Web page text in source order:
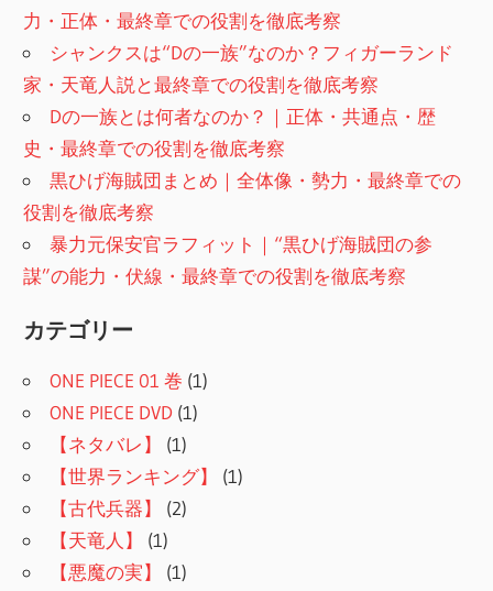
力・正体・最終章での役割を徹底考察
シャンクスは“Dの一族”なのか？フィガーランド
家・天竜人説と最終章での役割を徹底考察
Dの一族とは何者なのか？｜正体・共通点・歴
史・最終章での役割を徹底考察
黒ひげ海賊団まとめ｜全体像・勢力・最終章での
役割を徹底考察
暴力元保安官ラフィット｜“黒ひげ海賊団の参
謀”の能力・伏線・最終章での役割を徹底考察
カテゴリー
ONE PIECE 01 巻 (1)
ONE PIECE DVD (1)
【ネタバレ】
(1)
【世界ランキング】
(1)
【古代兵器】
(2)
【天竜人】
(1)
【悪魔の実】
(1)